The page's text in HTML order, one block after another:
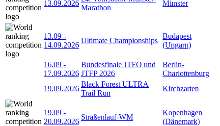
13.09.2026
Marathon
Münster
13.09 -
14.09.2026
Ultimate Championships
Budapest
(Ungarn)
16.09 -
17.09.2026
Bundesfinale JTFO und
JTFP 2026
Berlin-
Charlottenburg
19.09.2026
Black Forest ULTRA
Trail Run
Kirchzarten
19.09 -
20.09.2026
Straßenlauf-WM
Kopenhagen
(Dänemark)